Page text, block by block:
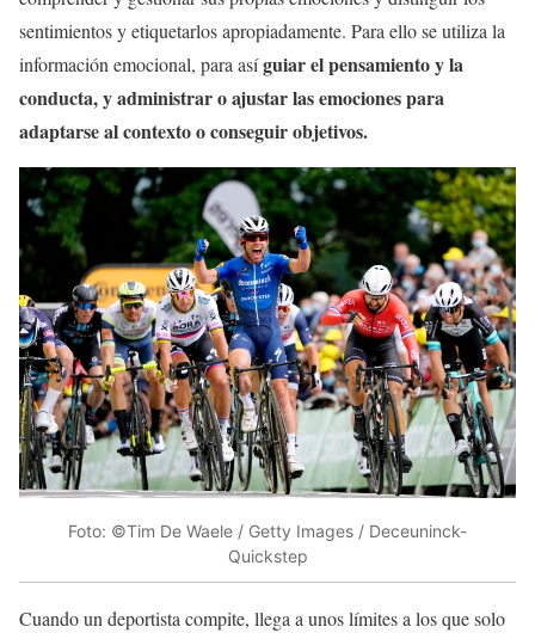
sentimientos y etiquetarlos apropiadamente. Para ello se utiliza la
información emocional, para asíguiar el pensamiento y la
conducta, y administrar o ajustar las emociones para
adaptarse al contexto o conseguir objetivos.
Foto: ©Tim De Waele / Getty Images / Deceuninck-
Quickstep
Cuando un deportista compite, llega a unos límites a los que solo